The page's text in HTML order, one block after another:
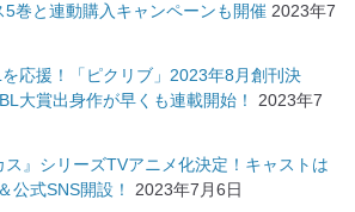
巻と連動購入キャンペーンも開催 2023年7
応援！「ピクリブ」2023年8月創刊決
大賞出身作が早くも連載開始！
2023年7
ス』シリーズTVアニメ化決定！キャストは
公式SNS開設！
2023年7月6日